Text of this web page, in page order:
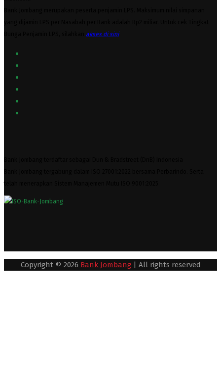
akses di sini
Copyright © 2026 Bank Jombang| All rights reserved